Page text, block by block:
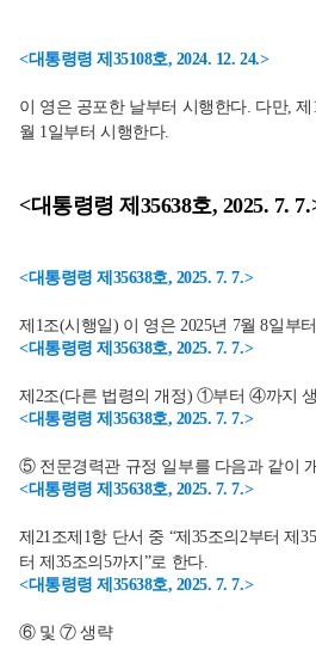
<대통령령 제35108호, 2024. 12. 24.>
이 영은 공포한 날부터 시행한다. 다만, 제
월 1일부터 시행한다.
<대통령령 제35638호, 2025. 7.
<대통령령 제35638호, 2025. 7. 7.>
제1조(시행일) 이 영은 2025년 7월 8일부
<대통령령 제35638호, 2025. 7. 7.>
제2조(다른 법령의 개정) ①부터 ④까지
<대통령령 제35638호, 2025. 7. 7.>
⑤ 전문경력관 규정 일부를 다음과 같이
<대통령령 제35638호, 2025. 7. 7.>
제21조제1항 단서 중 “제35조의2부터 제
터 제35조의5까지”로 한다.
<대통령령 제35638호, 2025. 7. 7.>
⑥ 및 ⑦ 생략